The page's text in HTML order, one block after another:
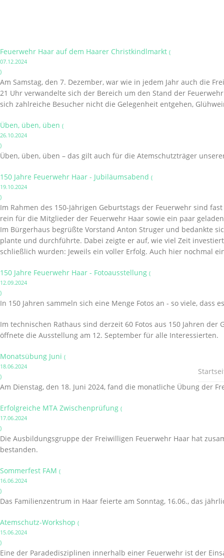
Feuerwehr Haar auf dem Haarer Christkindlmarkt (
07.12.2024
)
Am Samstag, den 7. Dezember, war wie in jedem Jahr auch die
21 Uhr verwandelte sich der Bereich um den Stand der
sich zahlreiche Besucher nicht die Gelegenheit entgehen,
Üben, üben, üben (
26.10.2024
)
Üben, üben, üben – das gilt auch für die Atemschutzträger
150 Jahre Feuerwehr Haar - Jubiläumsabend (
19.10.2024
)
Im Rahmen des 150-Jährigen Geburtstags der Feuerwehr sind
rein für die Mitglieder der Feuerwehr Haar sowie ein paar
Im Bürgerhaus begrüßte Vorstand Anton Struger und bedankte
plante und durchführte. Dabei zeigte er auf, wie viel Zeit
schließlich wurden: Jeweils ein voller Erfolg. Auch hier nochmal
150 Jahre Feuerwehr Haar - Fotoausstellung (
12.09.2024
)
In 150 Jahren sammeln sich eine Menge Fotos an - so viele, dass
Im technischen Rathaus sind derzeit 60 Fotos aus 150 Jahren
öffnete die Ausstellung am 12. September für alle Interessierten.
Monatsübung Juni (
18.06.2024
)
Am Dienstag, den 18. Juni 2024, fand die monatliche Übung der
Erfolgreiche MTA Zwischenprüfung (
17.06.2024
)
Die Ausbildungsgruppe der Freiwilligen Feuerwehr Haar hat
bestanden.
Sommerfest FAM (
16.06.2024
)
Das Familienzentrum in Haar feierte am Sonntag, 16.06., das
Atemschutz-Workshop (
15.06.2024
)
Eine der Paradedisziplinen innerhalb einer Feuerwehr ist der